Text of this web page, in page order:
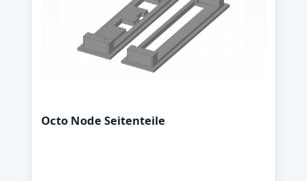
Octo Node Seitenteile